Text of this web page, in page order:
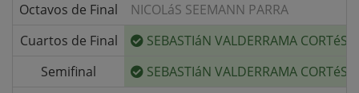
Octavos de Final
NICOLáS SEEMANN PARRA
Cuartos de Final
SEBASTIáN VALDERRAMA CORTéS
Semifinal
SEBASTIáN VALDERRAMA CORTéS